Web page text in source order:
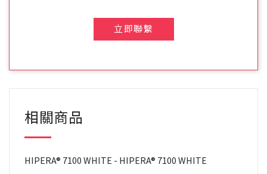
立即聯繫
相關商品
HIPERA® 7100 WHITE - HIPERA® 7100 WHITE